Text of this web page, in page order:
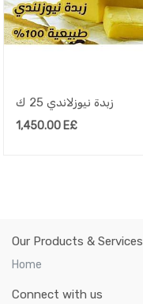
زبدة نيوزلاندي 25 ك
1,450.00E£
Our Products & Services
Home
Connect with us